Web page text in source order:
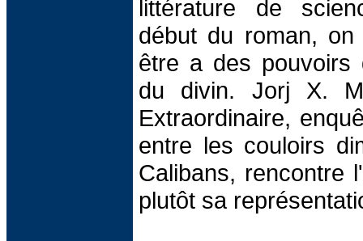
littérature de
début du roman,
être a des pouvoirs
du divin. Jorj X.
Extraordinaire,
entre les couloirs
Calibans, rencontre
plutôt sa